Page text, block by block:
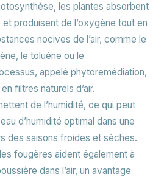
les plantes absorbent
produisent de l’oxygène tout en
nocives de l’air, comme le
le toluène ou le
appelé phytoremédiation,
filtres naturels d’air.
de l’humidité, ce qui peut
d’humidité optimal dans une
des saisons froides et sèches.
fougères aident également à
dans l’air, un avantage